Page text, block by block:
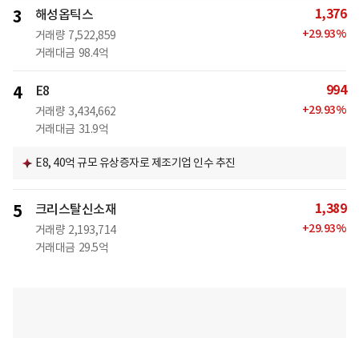
3 해성옵틱스
거래량 7,522,859
거래대금 98.4억
1,376
+29.93%
4 E8
거래량 3,434,662
거래대금 31.9억
994
+29.93%
E8, 40억 규모 유상증자로 제조기업 인수 추진
5 크리스탈신소재
거래량 2,193,714
거래대금 29.5억
1,389
+29.93%